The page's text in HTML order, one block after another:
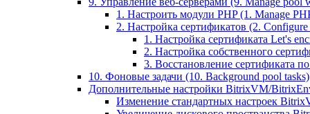
1. Настроить модули PHP (1. Manage
2. Настройка сертификатов (2. Configure
1. Настройка сертификата Let's
2. Настройка собственного
3. Восстановление сертификата
10. Фоновые задачи (10. Background pool tasks)
Дополнительные настройки BitrixVM/
Изменение стандартных настроек